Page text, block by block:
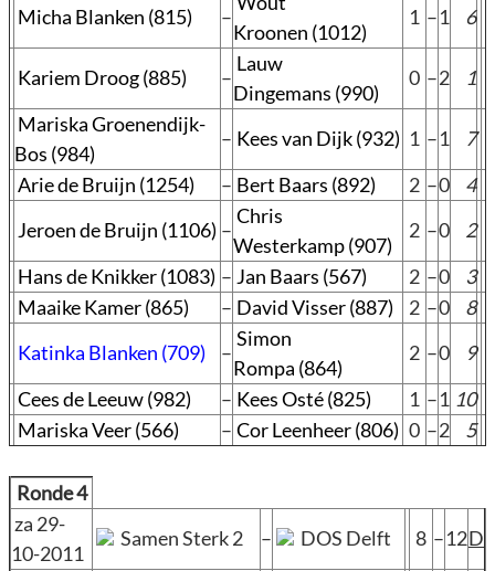
Micha Blanken (815) –
Kroonen (1012)
1 –1 6
Kariem Droog (885) –
Lauw
Dingemans (990)
0 –2
1
Mariska Groenendijk-
Bos (984)
– Kees van Dijk (932) 1 –1
7
Arie de Bruijn (1254)
– Bert Baars (892) 2 –0
4
Jeroen de Bruijn (1106) –
Chris
Westerkamp (907)
2 –0
2
Hans de Knikker (1083) – Jan Baars (567) 2 –0
3
Maaike Kamer (865)
– David Visser (887) 2 –0
8
Katinka Blanken (709)
–
Simon
Rompa (864)
2 –0
9
Cees de Leeuw (982)
– Kees Osté (825) 1 –1 10
Mariska Veer (566)
– Cor Leenheer (806) 0 –2 5
Ronde 4
za 29-
10-2011
Samen Sterk 2 – DOS Delft 8 –12D